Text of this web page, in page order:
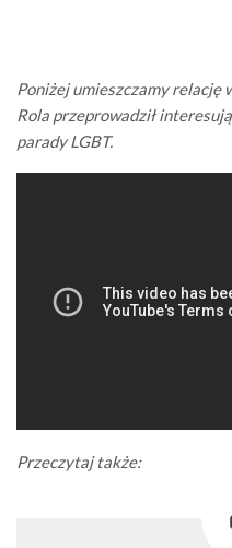
Poniżej umieszczamy relację
Rola przeprowadził
parady LGBT.
Przeczytaj także: